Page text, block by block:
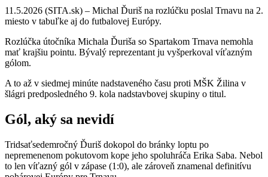
11.5.2026 (SITA.sk) – Michal Ďuriš na rozlúčku poslal Trnavu na 2.
miesto v tabuľke aj do futbalovej Európy.
Rozlúčka útočníka Michala Ďuriša so Spartakom Trnava nemohla
mať krajšiu pointu. Bývalý reprezentant ju vyšperkoval víťazným
gólom.
A to až v siedmej minúte nadstaveného času proti MŠK Žilina v
šlágri predposledného 9. kola nadstavbovej skupiny o titul.
Gól, aký sa nevidí
Tridsaťsedemročný Ďuriš dokopol do bránky loptu po
nepremenenom pokutovom kope jeho spoluhráča Erika Saba. Nebol
to len víťazný gól v zápase (1:0), ale zároveň znamenal definitívu